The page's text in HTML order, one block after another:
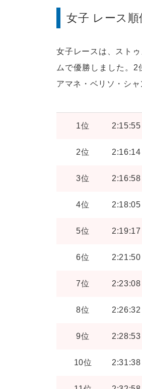
女子 レース順
女子レースは、スト
ムで優勝しました。
アマネ・ベリソ・シ
1位 2:15:55
2位 2:16:14
3位 2:16:58
4位 2:18:05
5位 2:19:17
6位 2:21:50
7位 2:23:08
8位 2:26:32
9位 2:28:53
10位 2:31:38